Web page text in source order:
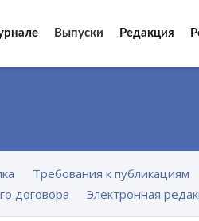
Выпуски Редакция
Требования к публикациям
договора Электронная